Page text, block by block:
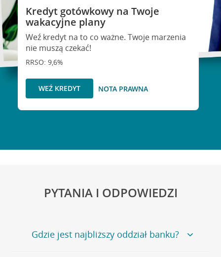
Kredyt gotówkowy na Twoje
wakacyjne plany
Weź kredyt na to co ważne. Twoje marzenia
nie muszą czekać!
RRSO: 9,6%
WEŹ KREDYT NOTA PRAWNA
PYTANIA I ODPOWIEDZI
Gdzie jest najbliższy oddział banku?